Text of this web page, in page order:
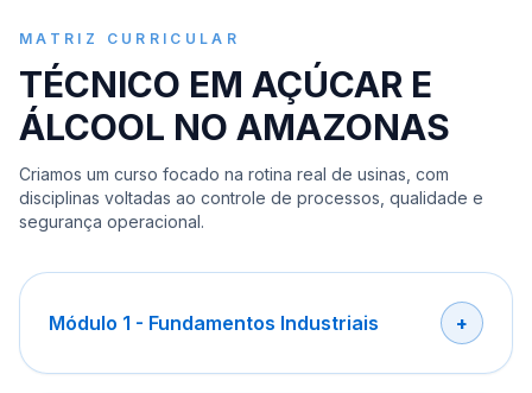
MATRIZ CURRICULAR
TÉCNICO EM AÇÚCAR E
ÁLCOOL NO AMAZONAS
Criamos um curso focado na rotina real de usinas, com
disciplinas voltadas ao controle de processos, qualidade e
segurança operacional.
Módulo 1 - Fundamentos Industriais